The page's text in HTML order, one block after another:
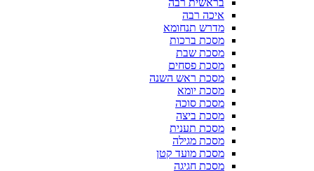
בראשית רבה
איכה רבה
מדרש תנחומא
מסכת ברכות
מסכת שבת
מסכת פסחים
מסכת ראש השנה
מסכת יומא
מסכת סוכה
מסכת ביצה
מסכת תענית
מסכת מגילה
מסכת מועד קטן
מסכת חגיגה